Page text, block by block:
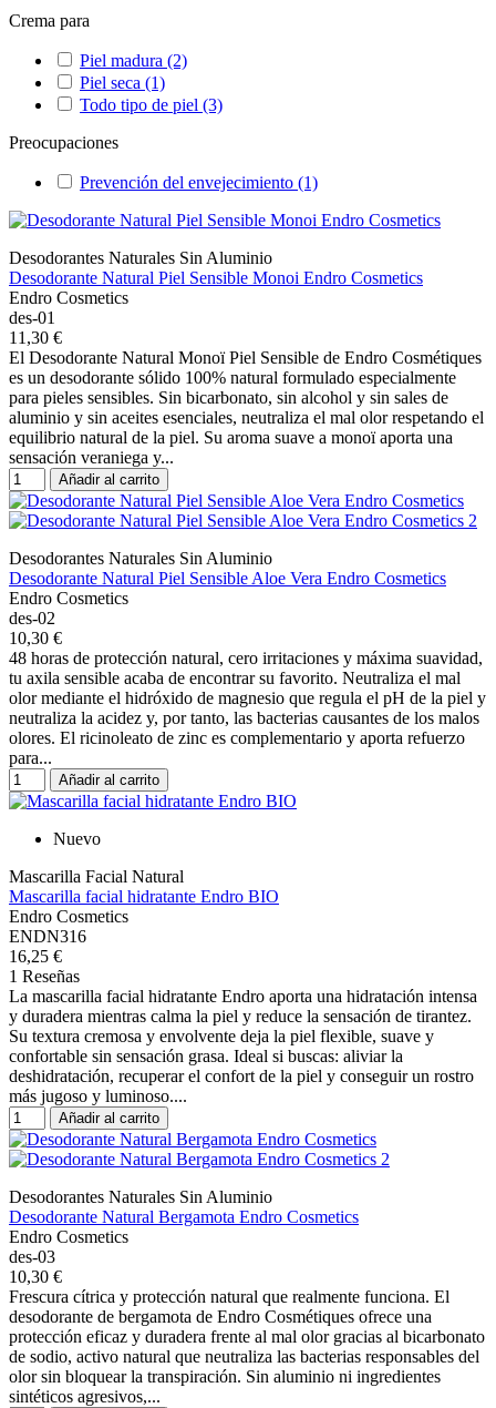
Crema para
Piel madura (2)
Piel seca (1)
Todo tipo de piel (3)
Preocupaciones
Prevención del envejecimiento (1)
Desodorantes Naturales Sin Aluminio
Desodorante Natural Piel Sensible Monoi Endro Cosmetics
Endro Cosmetics
des-01
11,30 €
El Desodorante Natural Monoï Piel Sensible de Endro Cosmétiques
es un desodorante sólido 100% natural formulado especialmente
para pieles sensibles. Sin bicarbonato, sin alcohol y sin sales de
aluminio y sin aceites esenciales, neutraliza el mal olor respetando el
equilibrio natural de la piel. Su aroma suave a monoï aporta una
sensación veraniega y...
Añadir al carrito
Desodorantes Naturales Sin Aluminio
Desodorante Natural Piel Sensible Aloe Vera Endro Cosmetics
Endro Cosmetics
des-02
10,30 €
48 horas de protección natural, cero irritaciones y máxima suavidad,
tu axila sensible acaba de encontrar su favorito. Neutraliza el mal
olor mediante el hidróxido de magnesio que regula el pH de la piel y
neutraliza la acidez y, por tanto, las bacterias causantes de los malos
olores. El ricinoleato de zinc es complementario y aporta refuerzo
para...
Añadir al carrito
Nuevo
Mascarilla Facial Natural
Mascarilla facial hidratante Endro BIO
Endro Cosmetics
ENDN316
16,25 €
1 Reseñas
La mascarilla facial hidratante Endro aporta una hidratación intensa
y duradera mientras calma la piel y reduce la sensación de tirantez.
Su textura cremosa y envolvente deja la piel flexible, suave y
confortable sin sensación grasa. Ideal si buscas: aliviar la
deshidratación, recuperar el confort de la piel y conseguir un rostro
más jugoso y luminoso....
Añadir al carrito
Desodorantes Naturales Sin Aluminio
Desodorante Natural Bergamota Endro Cosmetics
Endro Cosmetics
des-03
10,30 €
Frescura cítrica y protección natural que realmente funciona. El
desodorante de bergamota de Endro Cosmétiques ofrece una
protección eficaz y duradera frente al mal olor gracias al bicarbonato
de sodio, activo natural que neutraliza las bacterias responsables del
olor sin bloquear la transpiración. Sin aluminio ni ingredientes
sintéticos agresivos,...